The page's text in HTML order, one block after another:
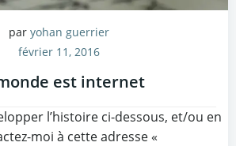
par yohan guerrier
février 11, 2016
est internet
l’histoire ci-dessous, et/ou en
moi à cette adresse «